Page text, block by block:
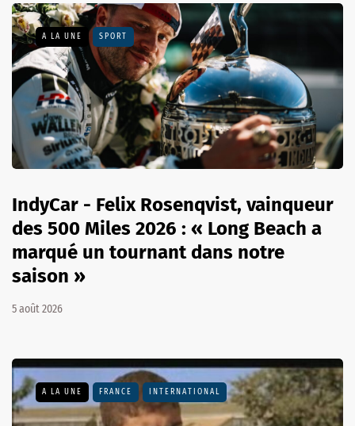
A LA UNE SPORT
IndyCar - Felix Rosenqvist, vainqueur
des 500 Miles 2026 : « Long Beach a
marqué un tournant dans notre
saison »
5 août 2026
A LA UNE FRANCE INTERNATIONAL